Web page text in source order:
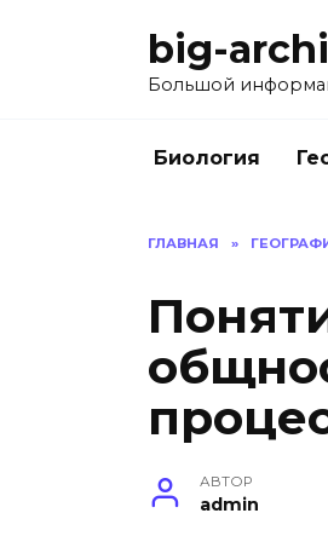
big-
Большой
Биология
ГЛАВНАЯ »
АВТОР
admin